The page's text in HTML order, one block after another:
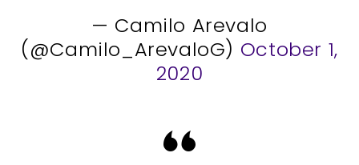
— Camilo Arevalo
(@Camilo_ArevaloG) October 1,
2020